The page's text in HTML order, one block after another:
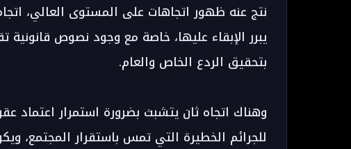
نتج عنه ظهور اتجاهات على المستوى العالي،
يبرر الإبقاء عليها، خاصة مع وجود نصوص قانونية
بتحقيق الردع الخاص والعام.
وهناك اتجاه ثان يتشبث بضرورة استمرار اعتماد
للجرائم الخطيرة التي تمس باستقرار المجتمع،